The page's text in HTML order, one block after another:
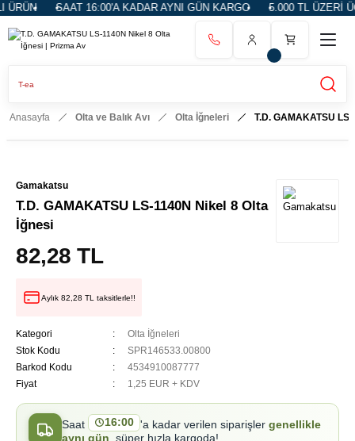
SAAT 16:00'A KADAR AYNI GÜN KARGO 5.000 TL ÜZERİ
Anasayfa Olta ve Balık Avı Olta İğneleri T.D. GAMAKATSU
Gamakatsu
T.D. GAMAKATSU LS-1140N Nikel 8 Olta
İğnesi
82,28 TL
Aylık 82,28 TL taksitlerle!!
Kategori
Olta İğneleri
Stok Kodu
SPR146533.00800
Barkod Kodu
4534910087777
Fiyat
1,25 EUR + KDV
Saat 16:00 'a kadar verilen siparişler genellikle
aynı gün, süper hızla kargoda!